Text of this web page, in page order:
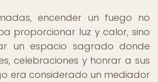
encender un fuego no
proporcionar luz y calor, sino
un espacio sagrado donde
celebraciones y honrar a sus
era considerado un mediador